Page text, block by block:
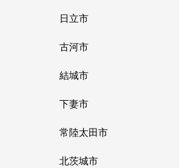
日立市
古河市
結城市
下妻市
常陸太田市
北茨城市